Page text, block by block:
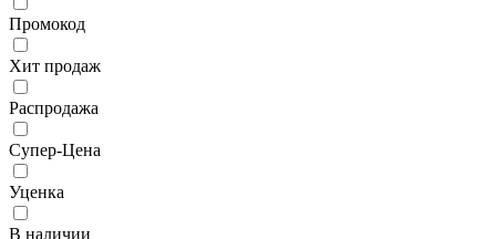
Промокод
Хит продаж
Распродажа
Супер-Цена
Уценка
В наличии